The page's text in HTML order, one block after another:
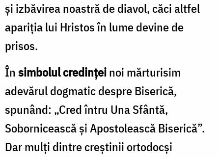
şi izbăvirea noastră de diavol, căci altfel
apariţia lui Hristos în lume devine de
prisos.
În simbolul credinţeinoi mărturisim
adevărul dogmatic despre Biserică,
spunând: „Cred întru Una Sfântă,
Sobornicească şi Apostolească Biserică”.
Dar mulţi dintre creştinii ortodocşi